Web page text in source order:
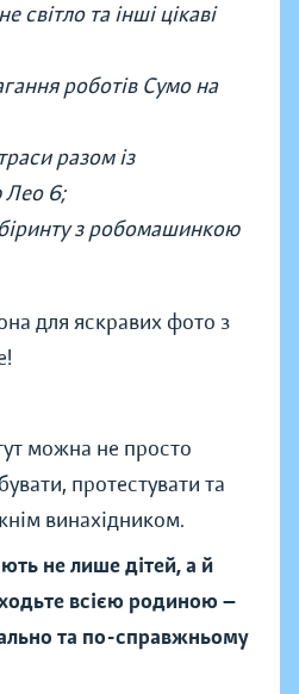
світло та інші цікаві
роботів Сумо на
разом із
6;
з робомашинкою
для яскравих фото з
можна не просто
протестувати та
винахідником.
не лише дітей, а й
всією родиною —
та по-справжньому